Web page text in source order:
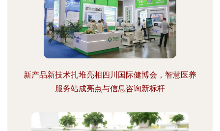
新产品新技术扎堆亮相四川国际健博会，智慧医养
服务站成亮点与信息咨询新标杆